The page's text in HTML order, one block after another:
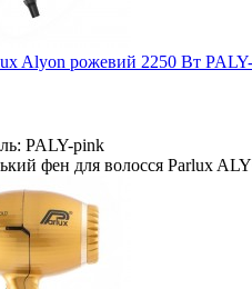
Alyon рожевий 2250 Вт
PALY-pink
фен для волосся Parlux